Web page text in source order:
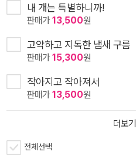
내 개는 특별하니까!
판매가13,500원
고약하고 지독한 냄새 구름
판매가15,300원
작아지고 작아져서
판매가13,500원
더보기
전체선택